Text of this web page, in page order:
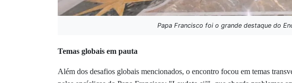
Papa Francisco foi o grande destaque do
Temas globais em pauta
Além dos desafios globais mencionados, o encontro focou em temas